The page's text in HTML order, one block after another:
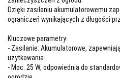
Dzięki zasilaniu akumulatorowemu
ograniczeń wynikających z długości
Kluczowe parametry:
- Zasilanie: Akumulatorowe,
użytkowania.
- Moc: 25 W, odpowiednia do